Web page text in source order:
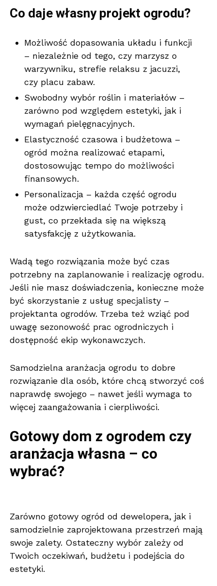
Co daje własny projekt ogrodu?
Możliwość dopasowania układu i funkcji
– niezależnie od tego, czy marzysz o
warzywniku, strefie relaksu z jacuzzi,
czy placu zabaw.
Swobodny wybór roślin i materiałów –
zarówno pod względem estetyki, jak i
wymagań pielęgnacyjnych.
Elastyczność czasowa i budżetowa –
ogród można realizować etapami,
dostosowując tempo do możliwości
finansowych.
Personalizacja – każda część ogrodu
może odzwierciedlać Twoje potrzeby i
gust, co przekłada się na większą
satysfakcję z użytkowania.
Wadą tego rozwiązania może być czas
potrzebny na zaplanowanie i realizację ogrodu.
Jeśli nie masz doświadczenia, konieczne może
być skorzystanie z usług specjalisty –
projektanta ogrodów. Trzeba też wziąć pod
uwagę sezonowość prac ogrodniczych i
dostępność ekip wykonawczych.
Samodzielna aranżacja ogrodu to dobre
rozwiązanie dla osób, które chcą stworzyć coś
naprawdę swojego – nawet jeśli wymaga to
więcej zaangażowania i cierpliwości.
Gotowy dom z ogrodem czy
aranżacja własna – co
wybrać?
Zarówno gotowy ogród od dewelopera, jak i
samodzielnie zaprojektowana przestrzeń mają
swoje zalety. Ostateczny wybór zależy od
Twoich oczekiwań, budżetu i podejścia do
estetyki.